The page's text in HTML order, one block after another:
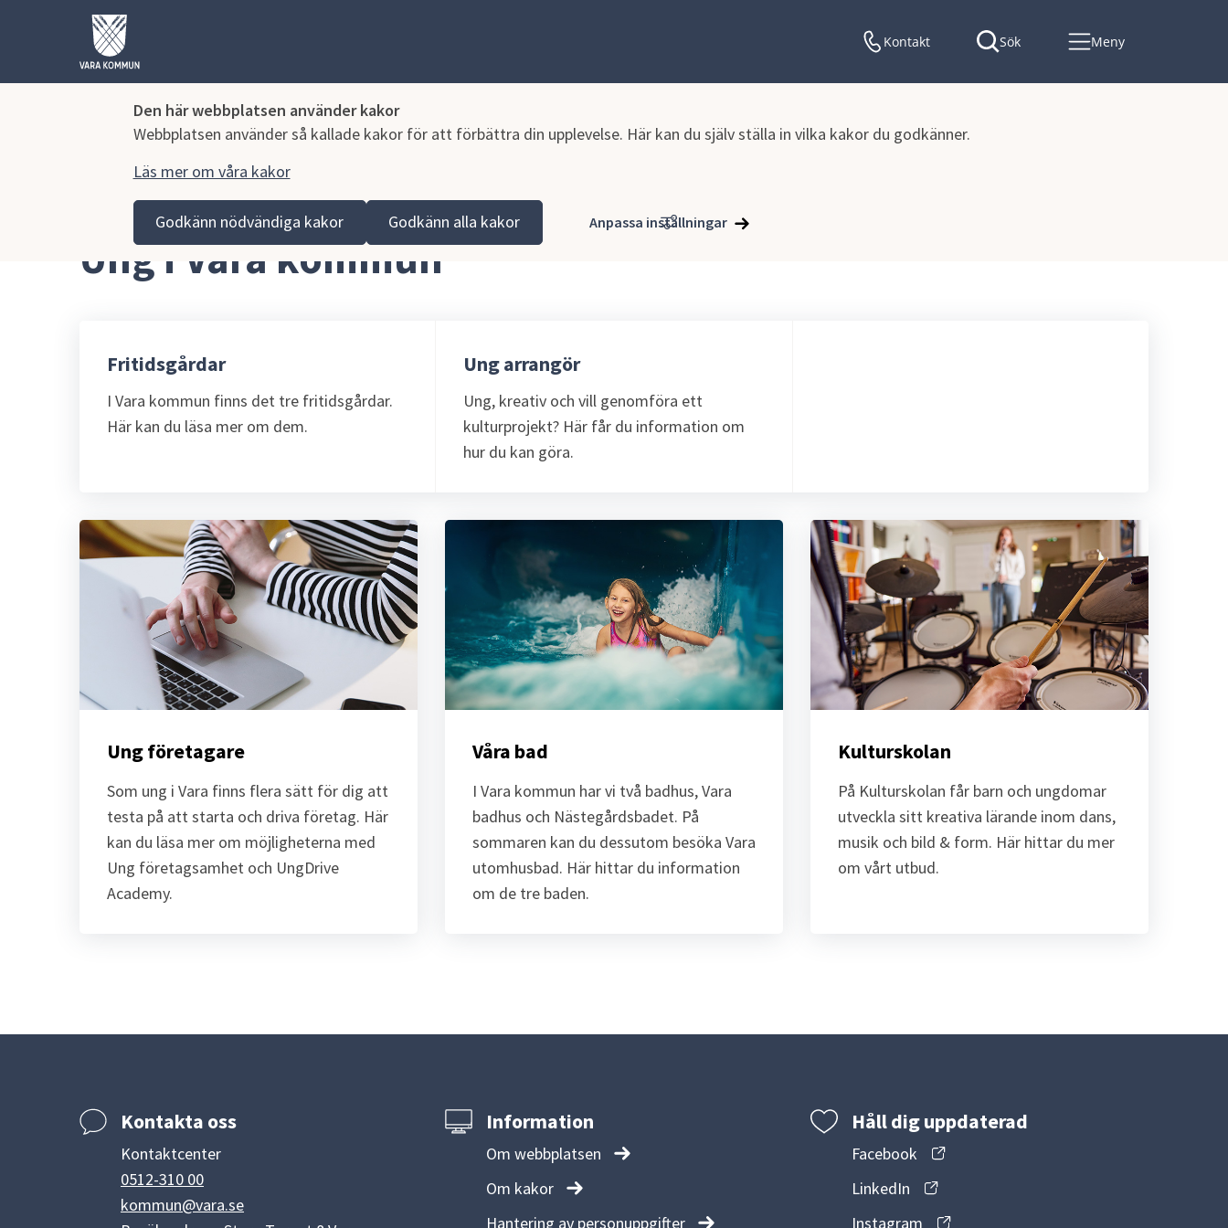
Den här webbplatsen använder kakor
Webbplatsen använder så kallade kakor för att förbättra din upplevelse. Här kan du själv ställa in vilka kakor du godkänner.
Läs mer om våra kakor
Godkänn nödvändiga kakor Godkänn alla kakor Anpassa inställningar
Kontakt Sök Meny
Vara kommun Ung i Vara kommun
Ung i Vara kommun
Fritidsgårdar
I Vara kommun finns det tre fritidsgårdar.
Här kan du läsa mer om dem.
Ung arrangör
Ung, kreativ och vill genomföra ett
kulturprojekt? Här får du information om
hur du kan göra.
Ung företagare
Som ung i Vara finns flera sätt för dig att
testa på att starta och driva företag. Här
kan du läsa mer om möjligheterna med
Ung företagsamhet och UngDrive
Academy.
Våra bad
I Vara kommun har vi två badhus, Vara
badhus och Nästegårdsbadet. På
sommaren kan du dessutom besöka Vara
utomhusbad. Här hittar du information
om de tre baden.
Kulturskolan
På Kulturskolan får barn och ungdomar
utveckla sitt kreativa lärande inom dans,
musik och bild & form. Här hittar du mer
om vårt utbud.
Kontakta oss
Kontaktcenter
0512-310 00
kommun@vara.se
Information
Om webbplatsen
Om kakor
Hantering av personuppgifter
Håll dig uppdaterad
Facebook
LinkedIn
Instagram